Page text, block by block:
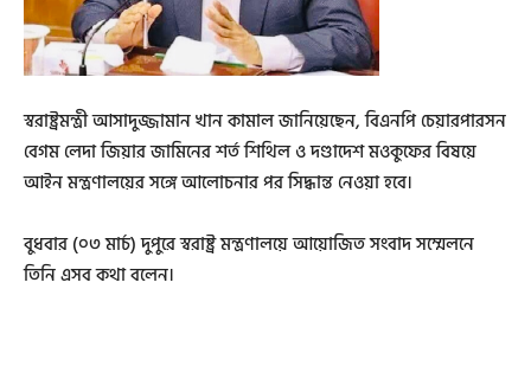
স্বরাষ্ট্রমন্ত্রী আসাদুজ্জামান খান কামাল জানিয়েছেন, বিএনপি চেয়ারপারসন
বেগম লেদা জিয়ার জামিনের শর্ত শিথিল ও দণ্ডাদেশ মওকুফের বিষয়ে
আইন মন্ত্রণালয়ের সঙ্গে আলোচনার পর সিদ্ধান্ত নেওয়া হবে।
বুধবার (০৩ মার্চ) দুপুরে স্বরাষ্ট্র মন্ত্রণালয়ে আয়োজিত সংবাদ সম্মেলনে
তিনি এসব কথা বলেন।